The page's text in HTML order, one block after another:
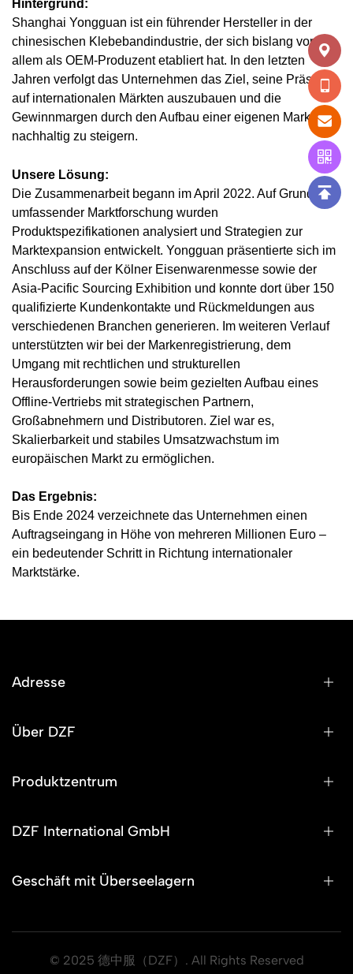
Hintergrund:
Shanghai Yongguan ist ein führender Hersteller in der
chinesischen Klebebandindustrie, der sich bislang vor
allem als OEM-Produzent etabliert hat. In den letzten
Jahren verfolgt das Unternehmen das Ziel, seine Präsenz
auf internationalen Märkten auszubauen und die
Gewinnmargen durch den Aufbau einer eigenen Marke
nachhaltig zu steigern.
Unsere Lösung:
Die Zusammenarbeit begann im April 2022. Auf Grundlage
umfassender Marktforschung wurden
Produktspezifikationen analysiert und Strategien zur
Marktexpansion entwickelt. Yongguan präsentierte sich im
Anschluss auf der Kölner Eisenwarenmesse sowie der
Asia-Pacific Sourcing Exhibition und konnte dort über 150
qualifizierte Kundenkontakte und Rückmeldungen aus
verschiedenen Branchen generieren. Im weiteren Verlauf
unterstützten wir bei der Markenregistrierung, dem
Umgang mit rechtlichen und strukturellen
Herausforderungen sowie beim gezielten Aufbau eines
Offline-Vertriebs mit strategischen Partnern,
Großabnehmern und Distributoren. Ziel war es,
Skalierbarkeit und stabiles Umsatzwachstum im
europäischen Markt zu ermöglichen.
Das Ergebnis:
Bis Ende 2024 verzeichnete das Unternehmen einen
Auftragseingang in Höhe von mehreren Millionen Euro –
ein bedeutender Schritt in Richtung internationaler
Marktstärke.
Adresse
Über DZF
Produktzentrum
DZF International GmbH
Geschäft mit Überseelagern
© 2025 德中服（DZF）. All Rights Reserved